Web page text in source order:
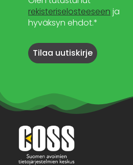
rekisteriselosteeseen ja
hyväksyn ehdot.*